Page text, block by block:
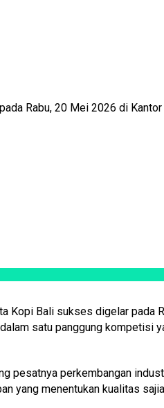
Rabu, 20 Mei 2026 di
Kopi Bali sukses digelar pada
satu panggung kompetisi
pesatnya perkembangan
yang menentukan kualitas